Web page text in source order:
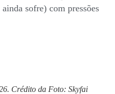
sofre) com pressões
Crédito da Foto: Skyfai